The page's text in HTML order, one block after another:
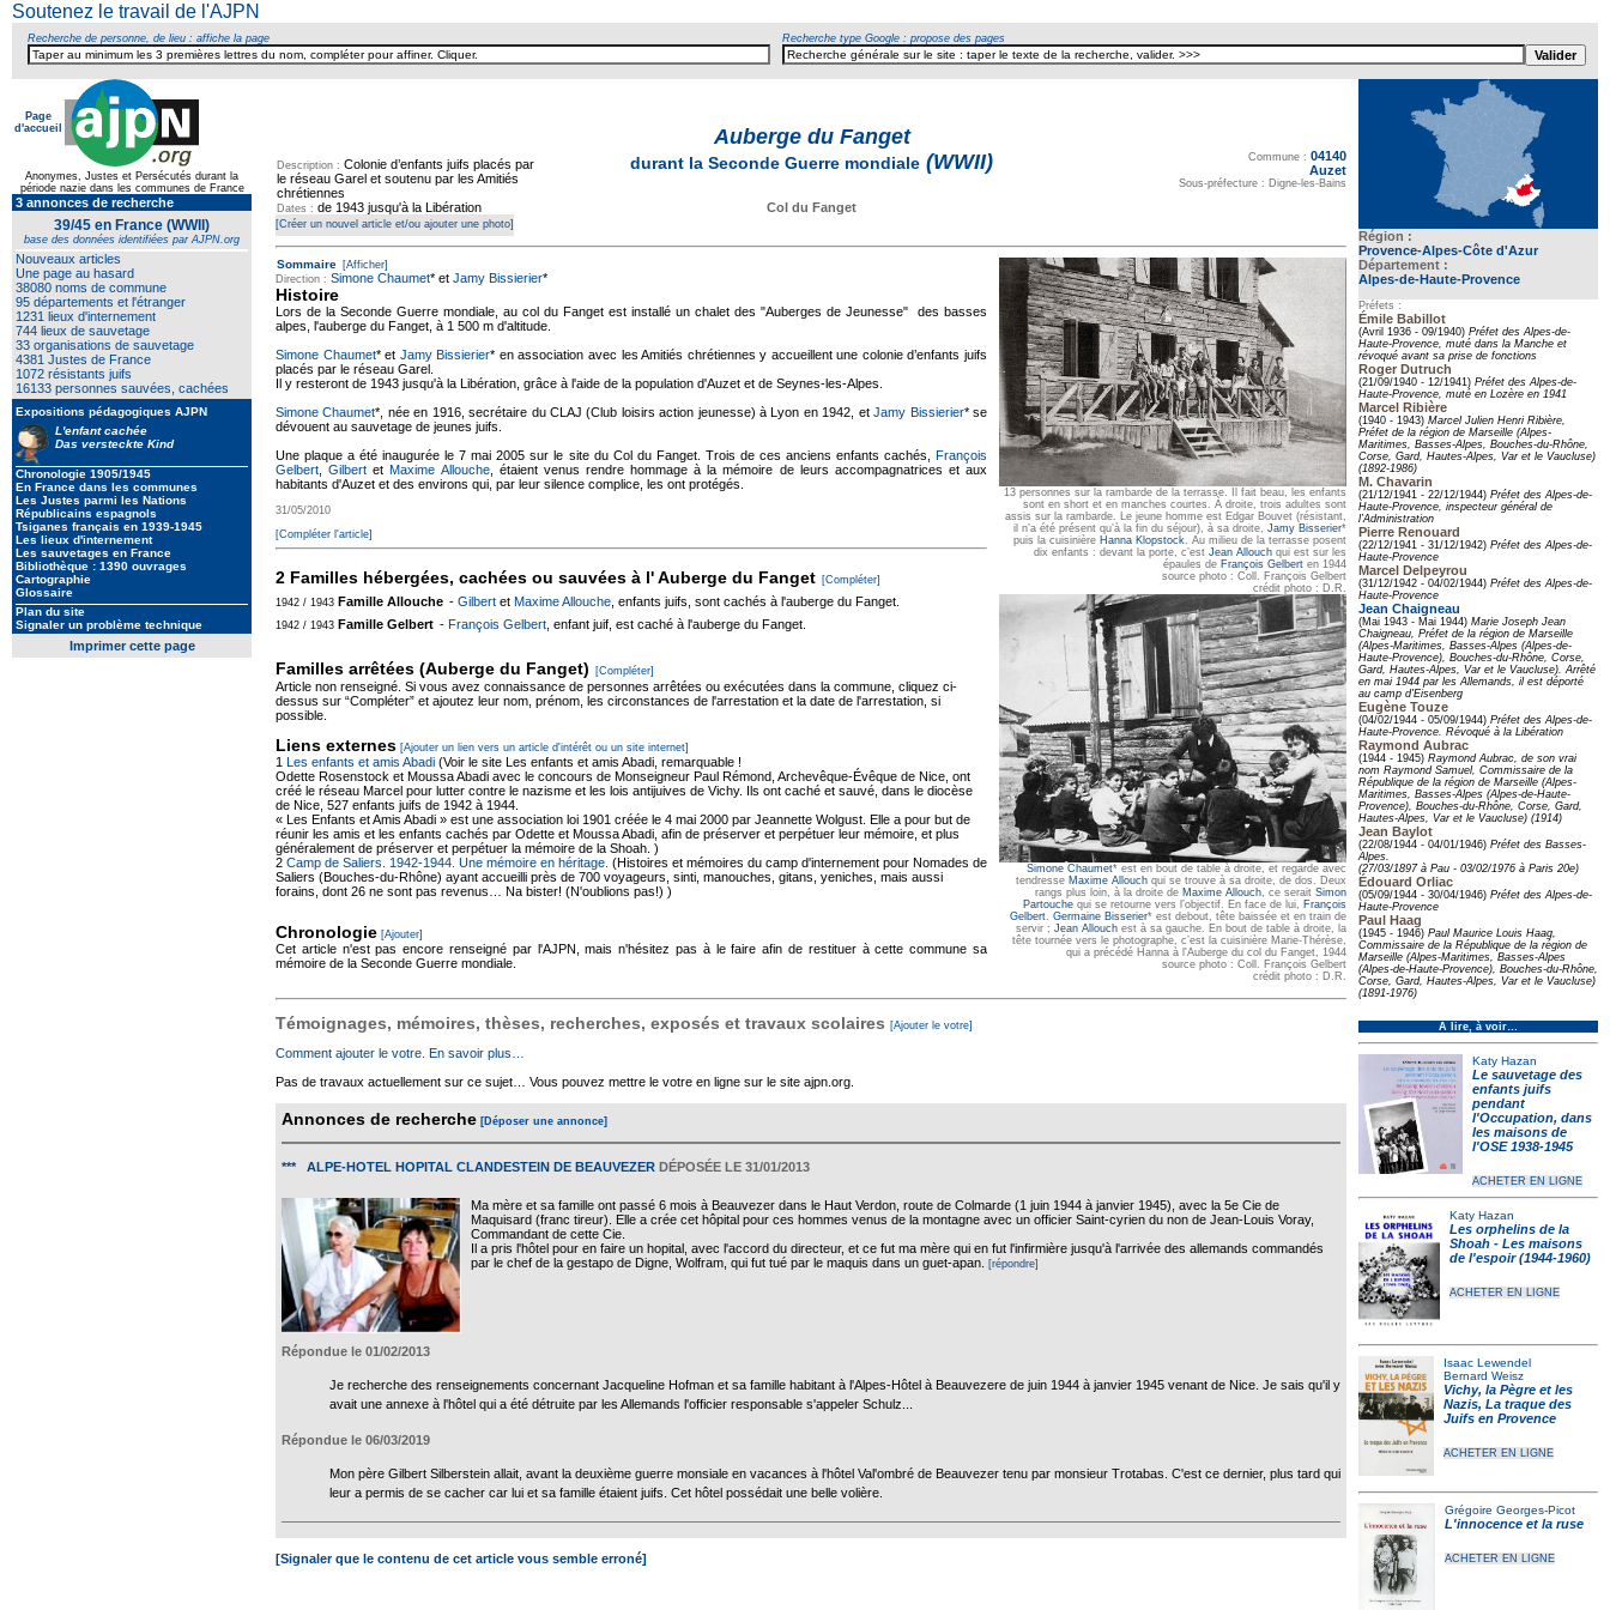
Soutenez le travail de l'AJPN
Recherche de personne, de lieu : affiche la page Recherche type Google : propose des pages
Page
d'accueil
Anonymes, Justes et Persécutés durant la
période nazie dans les communes de France
3 annonces de recherche
39/45 en France (WWII)
base des données identifiées par AJPN.org
Nouveaux articles
Une page au hasard
38080 noms de commune
95 départements et l'étranger
1231 lieux d'internement
744 lieux de sauvetage
33 organisations de sauvetage
4381 Justes de France
1072 résistants juifs
16133 personnes sauvées, cachées
Expositions pédagogiques AJPN
L'enfant cachée
Das versteckte Kind
Chronologie 1905/1945
En France dans les communes
Les Justes parmi les Nations
Républicains espagnols
Tsiganes français en 1939-1945
Les lieux d'internement
Les sauvetages en France
Bibliothèque : 1390 ouvrages
Cartographie
Glossaire
Plan du site
Signaler un problème technique
Imprimer cette page
Région :
Provence-Alpes-Côte d'Azur
Département :
Alpes-de-Haute-Provence
Préfets :
Émile Babillot
(Avril 1936 - 09/1940) Préfet des Alpes-de-
Haute-Provence, muté dans la Manche et
révoqué avant sa prise de fonctions
Roger Dutruch
(21/09/1940 - 12/1941) Préfet des Alpes-de-
Haute-Provence, muté en Lozère en 1941
Marcel Ribière
(1940 - 1943) Marcel Julien Henri Ribière,
Préfet de la région de Marseille (Alpes-
Maritimes, Basses-Alpes, Bouches-du-Rhône,
Corse, Gard, Hautes-Alpes, Var et le Vaucluse)
(1892-1986)
M. Chavarin
(21/12/1941 - 22/12/1944) Préfet des Alpes-de-
Haute-Provence, inspecteur général de
l’Administration
Pierre Renouard
(22/12/1941 - 31/12/1942) Préfet des Alpes-de-
Haute-Provence
Marcel Delpeyrou
(31/12/1942 - 04/02/1944) Préfet des Alpes-de-
Haute-Provence
Jean Chaigneau
(Mai 1943 - Mai 1944) Marie Joseph Jean
Chaigneau, Préfet de la région de Marseille
(Alpes-Maritimes, Basses-Alpes (Alpes-de-
Haute-Provence), Bouches-du-Rhône, Corse,
Gard, Hautes-Alpes, Var et le Vaucluse). Arrêté
en mai 1944 par les Allemands, il est déporté
au camp d'Eisenberg
Eugène Touze
(04/02/1944 - 05/09/1944) Préfet des Alpes-de-
Haute-Provence. Révoqué à la Libération
Raymond Aubrac
(1944 - 1945) Raymond Aubrac, de son vrai
nom Raymond Samuel, Commissaire de la
République de la région de Marseille (Alpes-
Maritimes, Basses-Alpes (Alpes-de-Haute-
Provence), Bouches-du-Rhône, Corse, Gard,
Hautes-Alpes, Var et le Vaucluse) (1914)
Jean Baylot
(22/08/1944 - 04/01/1946) Préfet des Basses-
Alpes.
(27/03/1897 à Pau - 03/02/1976 à Paris 20e)
Édouard Orliac
(05/09/1944 - 30/04/1946) Préfet des Alpes-de-
Haute-Provence
Paul Haag
(1945 - 1946) Paul Maurice Louis Haag,
Commissaire de la République de la région de
Marseille (Alpes-Maritimes, Basses-Alpes
(Alpes-de-Haute-Provence), Bouches-du-Rhône,
Corse, Gard, Hautes-Alpes, Var et le Vaucluse)
(1891-1976)
À lire, à voir…
Katy Hazan
Le sauvetage des
enfants juifs
pendant
l'Occupation, dans
les maisons de
l'OSE 1938-1945
ACHETER EN LIGNE
Katy Hazan
Les orphelins de la
Shoah - Les maisons
de l'espoir (1944-1960)
ACHETER EN LIGNE
Isaac Lewendel
Bernard Weisz
Vichy, la Pègre et les
Nazis, La traque des
Juifs en Provence
ACHETER EN LIGNE
Grégoire Georges-Picot
L'innocence et la ruse
ACHETER EN LIGNE
Description : Colonie d’enfants juifs placés par
le réseau Garel et soutenu par les Amitiés
chrétiennes
Dates : de 1943 jusqu'à la Libération
Auberge du Fanget
durant la Seconde Guerre mondiale (WWII)
Col du Fanget
Commune : 04140
Auzet
Sous-préfecture : Digne-les-Bains
[Créer un nouvel article et/ou ajouter une photo]
13 personnes sur la rambarde de la terrasse. Il fait beau, les enfants
sont en short et en manches courtes. À droite, trois adultes sont
assis sur la rambarde. Le jeune homme est Edgar Bouvet (résistant,
il n’a été présent qu’à la fin du séjour), à sa droite, Jamy Bisserier*
puis la cuisinière Hanna Klopstock. Au milieu de la terrasse posent
dix enfants : devant la porte, c’est Jean Allouch qui est sur les
épaules de François Gelbert en 1944
source photo : Coll. François Gelbert
crédit photo : D.R.
Simone Chaumet* est en bout de table à droite, et regarde avec
tendresse Maxime Allouch qui se trouve à sa droite, de dos. Deux
rangs plus loin, à la droite de Maxime Allouch, ce serait Simon
Partouche qui se retourne vers l’objectif. En face de lui, François
Gelbert. Germaine Bisserier* est debout, tête baissée et en train de
servir ; Jean Allouch est à sa gauche. En bout de table à droite, la
tête tournée vers le photographe, c’est la cuisinière Marie-Thérèse,
qui a précédé Hanna à l'Auberge du col du Fanget, 1944
source photo : Coll. François Gelbert
crédit photo : D.R.
Sommaire [Afficher]
Direction : Simone Chaumet* et Jamy Bissierier*
Histoire
Lors de la Seconde Guerre mondiale, au col du Fanget est installé un chalet des "Auberges de Jeunesse" des basses
alpes, l'auberge du Fanget, à 1 500 m d'altitude.
Simone Chaumet* et Jamy Bissierier* en association avec les Amitiés chrétiennes y accueillent une colonie d’enfants juifs
placés par le réseau Garel.
Il y resteront de 1943 jusqu'à la Libération, grâce à l'aide de la population d'Auzet et de Seynes-les-Alpes.
Simone Chaumet*, née en 1916, secrétaire du CLAJ (Club loisirs action jeunesse) à Lyon en 1942, etJamy Bissierier* se
dévouent au sauvetage de jeunes juifs.
Une plaque a été inaugurée le 7 mai 2005 sur le site du Col du Fanget. Trois de ces anciens enfants cachés, François
Gelbert ,Gilbert etMaxime Allouche, étaient venus rendre hommage à la mémoire de leurs accompagnatrices et aux
habitants d'Auzet et des environs qui, par leur silence complice, les ont protégés.
31/05/2010
[Compléter l'article]
2 Familles hébergées, cachées ou sauvées à l' Auberge du Fanget [Compléter]
1942 / 1943 Famille Allouche - Gilbert et Maxime Allouche , enfants juifs, sont cachés à l'auberge du Fanget.
1942 / 1943 Famille Gelbert - François Gelbert , enfant juif, est caché à l'auberge du Fanget.
Familles arrêtées (Auberge du Fanget) [Compléter]
Article non renseigné. Si vous avez connaissance de personnes arrêtées ou exécutées dans la commune, cliquez ci-
dessus sur “Compléter” et ajoutez leur nom, prénom, les circonstances de l'arrestation et la date de l'arrestation, si
possible.
Liens externes [Ajouter un lien vers un article d'intérêt ou un site internet]
1 Les enfants et amis Abadi (Voir le site Les enfants et amis Abadi, remarquable !
Odette Rosenstock et Moussa Abadi avec le concours de Monseigneur Paul Rémond, Archevêque-Évêque de Nice, ont
créé le réseau Marcel pour lutter contre le nazisme et les lois antijuives de Vichy. Ils ont caché et sauvé, dans le diocèse
de Nice, 527 enfants juifs de 1942 à 1944.
« Les Enfants et Amis Abadi » est une association loi 1901 créée le 4 mai 2000 par Jeannette Wolgust. Elle a pour but de
réunir les amis et les enfants cachés par Odette et Moussa Abadi, afin de préserver et perpétuer leur mémoire, et plus
généralement de préserver et perpétuer la mémoire de la Shoah. )
2 Camp de Saliers. 1942-1944. Une mémoire en héritage. (Histoires et mémoires du camp d'internement pour Nomades de
Saliers (Bouches-du-Rhône) ayant accueilli près de 700 voyageurs, sinti, manouches, gitans, yeniches, mais aussi
forains, dont 26 ne sont pas revenus… Na bister! (N'oublions pas!) )
Chronologie [Ajouter]
Cet article n'est pas encore renseigné par l'AJPN, mais n'hésitez pas à le faire afin de restituer à cette commune sa
mémoire de la Seconde Guerre mondiale.
Témoignages, mémoires, thèses, recherches, exposés et travaux scolaires [Ajouter le votre]
Comment ajouter le votre. En savoir plus…
Pas de travaux actuellement sur ce sujet… Vous pouvez mettre le votre en ligne sur le site ajpn.org.
Annonces de recherche [Déposer une annonce]
*** ALPE-HOTEL HOPITAL CLANDESTEIN DE BEAUVEZER DÉPOSÉE LE 31/01/2013
Ma mère et sa famille ont passé 6 mois à Beauvezer dans le Haut Verdon, route de Colmarde (1 juin 1944 à janvier 1945), avec la 5e Cie de
Maquisard (franc tireur). Elle a crée cet hôpital pour ces hommes venus de la montagne avec un officier Saint-cyrien du non de Jean-Louis Voray,
Commandant de cette Cie.
Il a pris l'hôtel pour en faire un hopital, avec l'accord du directeur, et ce fut ma mère qui en fut l'infirmière jusqu'à l'arrivée des allemands commandés
par le chef de la gestapo de Digne, Wolfram, qui fut tué par le maquis dans un guet-apan.
[répondre]
Répondue le 01/02/2013
Je recherche des renseignements concernant Jacqueline Hofman et sa famille habitant à l'Alpes-Hôtel à Beauvezere de juin 1944 à janvier 1945 venant de Nice. Je sais qu'il y
avait une annexe à l'hôtel qui a été détruite par les Allemands l'officier responsable s'appeler Schulz...
Répondue le 06/03/2019
Mon père Gilbert Silberstein allait, avant la deuxième guerre monsiale en vacances à l'hôtel Val'ombré de Beauvezer tenu par monsieur Trotabas. C'est ce dernier, plus tard qui
leur a permis de se cacher car lui et sa famille étaient juifs. Cet hôtel possédait une belle volière.
[Signaler que le contenu de cet article vous semble erroné]